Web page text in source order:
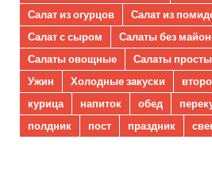
Салат из огурцов
Салат из
Салат с сыром
Салаты без
Салаты овощные
Салаты
Ужин
Холодные закуски
курица
напиток обед
полдник
пост праздник